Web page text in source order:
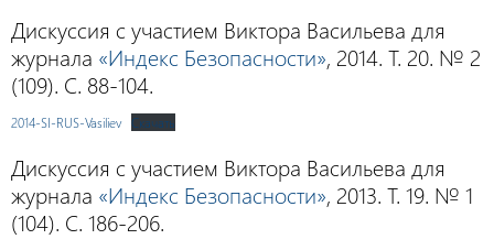
Дискуссия с участием Виктора Васильева для
журнала «Индекс Безопасности», 2014. Т. 20. № 2
(109). С. 88-104.
2014-SI-RUS-Vasiliev Скачать
Дискуссия с участием Виктора Васильева для
журнала «Индекс Безопасности», 2013. Т. 19. № 1
(104). С. 186-206.